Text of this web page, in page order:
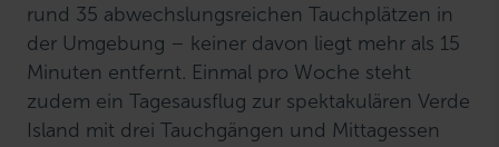
rund 35 abwechslungsreichen Tauchplätzen in
der Umgebung – keiner davon liegt mehr als 15
Minuten entfernt. Einmal pro Woche steht
zudem ein Tagesausflug zur spektakulären Verde
Island mit drei Tauchgängen und Mittagessen